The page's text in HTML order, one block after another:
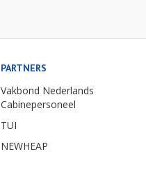
PARTNERS
Vakbond Nederlands
Cabinepersoneel
TUI
NEWHEAP